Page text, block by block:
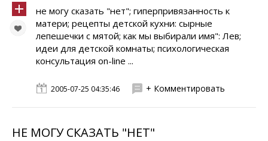
не могу сказать "нет"; гиперпривязанность к
матери; рецепты детской кухни: сырные
лепешечки с мятой; как мы выбирали имя": Лев;
идеи для детской комнаты; психологическая
консультация on-line ...
2005-07-25 04:35:46 + Комментировать
НЕ МОГУ СКАЗАТЬ "НЕТ"